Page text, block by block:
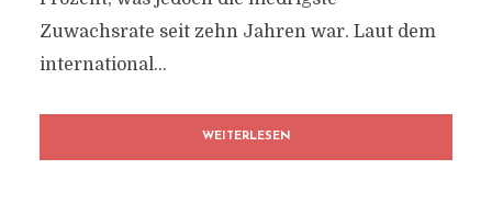
Zuwachsrate seit zehn Jahren war. Laut dem
international...
WEITERLESEN